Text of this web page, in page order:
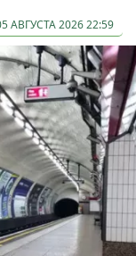
АВГУСТА 2026 22:59